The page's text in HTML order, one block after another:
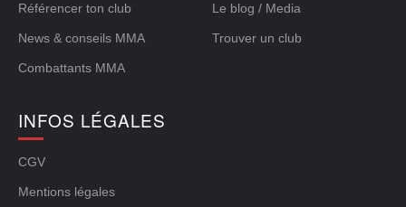
Référencer ton club
News & conseils MMA
Combattants MMA
Le blog / Media
Trouver un club
INFOS LÉGALES
CGV
Mentions légales